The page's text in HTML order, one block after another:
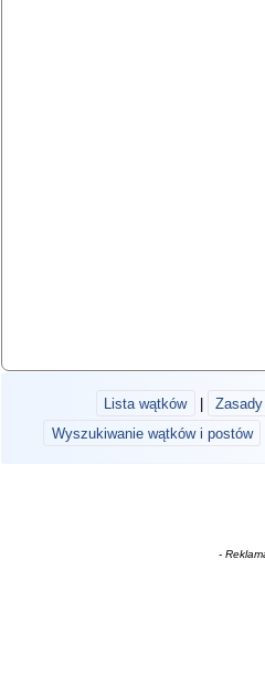
Lista wątków |
Wyszukiwanie wątków i postów
-